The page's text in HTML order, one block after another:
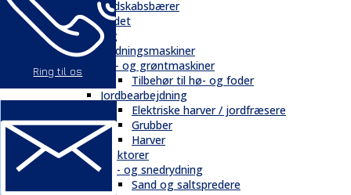
Ring til os
Redskabsbærer
Andet
Landbrug
Gødningsmaskiner
Hø- og grøntmaskiner
Tilbehør til hø- og foder
Jordbearbejdning
Elektriske harver / jordfræsere
Grubber
Harver
Traktorer
Vej- og snedrydning
Sand og saltspredere